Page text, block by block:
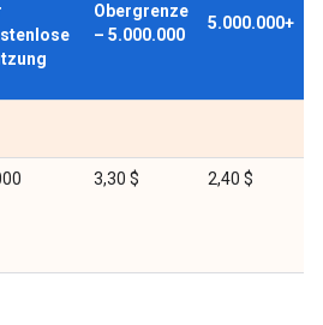
Obergrenze
– 5.000.000
5.000.000+
3,30 $ 2,40 $